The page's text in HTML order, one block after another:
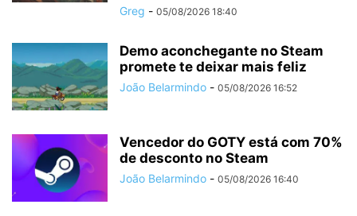
Greg - 05/08/2026 18:40
Demo aconchegante no Steam
promete te deixar mais feliz
João Belarmindo - 05/08/2026 16:52
Vencedor do GOTY está com 70%
de desconto no Steam
João Belarmindo - 05/08/2026 16:40